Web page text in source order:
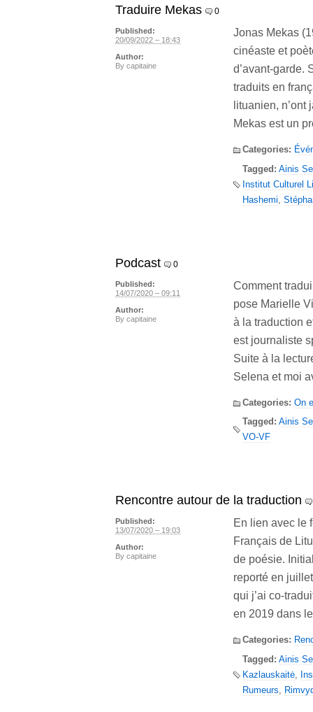
Traduire Mekas 0
Jonas Mekas
cinéaste et
d’avant-garde.
traduits en
lituanien,
Mekas est un
Categories:
Tagged: Ainis
Institut Culturel
Hashemi
Published:
20/09/2022 – 18:43
Author:
By capitaine
Podcast 0
Comment
pose Marielle
à la traduction
est journaliste
Suite à la
Selena et moi
Categories: On
Tagged: Ainis
VO-VF
Published:
14/07/2020 – 09:11
Author:
By capitaine
Rencontre autour de la traduction
En lien avec le
Français de
de poésie.
reporté en
qui j’ai co-
en 2019 dans
Categories:
Tagged: Ainis
Kazlauskaitė
Rumeurs
Published:
13/07/2020 – 19:03
Author:
By capitaine